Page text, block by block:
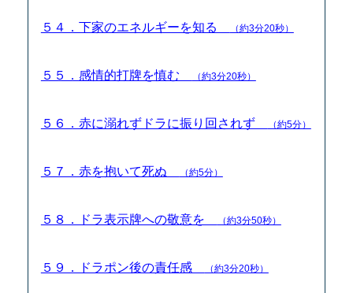
５４．下家のエネルギーを知る （約3分20秒）
５５．感情的打牌を慎む （約3分20秒）
５６．赤に溺れずドラに振り回されず （約5分）
５７．赤を抱いて死ぬ （約5分）
５８．ドラ表示牌への敬意を （約3分50秒）
５９．ドラポン後の責任感 （約3分20秒）